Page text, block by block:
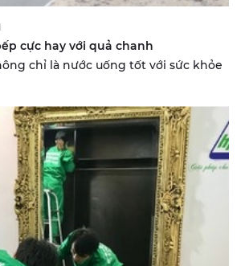
cực hay với quả chanh
chỉ là nước uống tốt với sức khỏe